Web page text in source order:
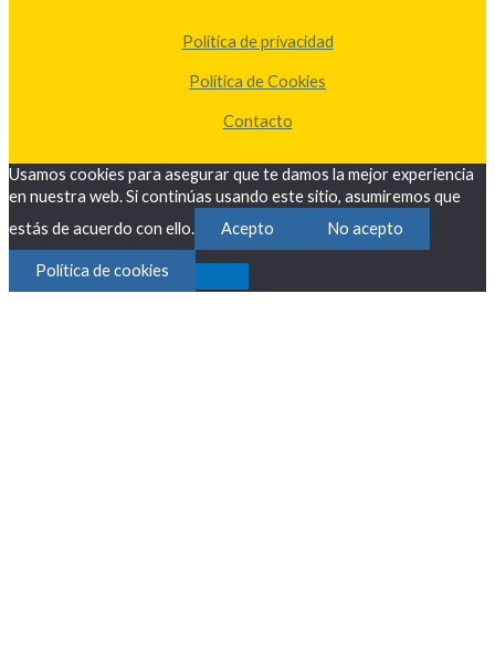
Política de privacidad
Política de Cookies
Contacto
Usamos cookies para asegurar que te damos la mejor experiencia
en nuestra web. Si continúas usando este sitio, asumiremos que
estás de acuerdo con ello.
Acepto No acepto
Política de cookies